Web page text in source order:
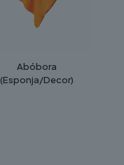
Abóbora
(Esponja/Decor)